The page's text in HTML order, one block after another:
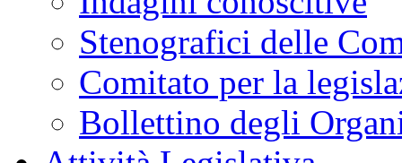
Stenografici delle
Comitato per la
Bollettino degli